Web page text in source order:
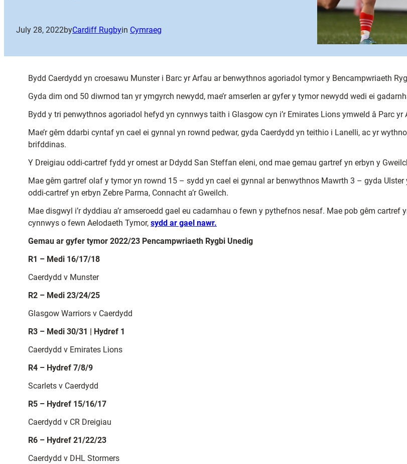
July 28, 2022byCardiff Rugbyin Cymraeg
Bydd Caerdydd yn croesawu Munster i Barc yr Arfau ar benwythnos agoriadol tymor y Bencampwriaeth
Gyda dim ond 50 diwrnod tan yr ymgyrch newydd, mae’r amserlen ar gyfer y tymor newydd wedi ei
Bydd y tri penwythnos agoriadol hefyd yn cynnwys taith i Glasgow cyn i’r Emirates Lions ymweld â Parc
Mae’r gêm ddarbi cyntaf yn cael ei gynnal yn rownd pedwar, gyda Caerdydd yn teithio i Lanelli, ac yr
brifddinas.
Y Dreigiau oddi-cartref fydd yr ornest ar Ddydd San Steffan eleni, ond mae gemau gartref yn erbyn y
Mae gêm gartref olaf y tymor yn rownd 15 – sydd yn cael ei gynnal ar benwythnos Mawrth 3 – gyda
oddi-cartref yn erbyn Zebre Parma, Connacht a’r Gweilch.
Mae disgwyl i’r dyddiau a’r amseroedd gael eu cadarnhau o fewn y pythefnos nesaf. Mae pob gêm
cynnwys o fewn Aelodaeth Tymor, sydd ar gael nawr.
Gemau ar gyfer tymor 2022/23 Pencampwriaeth Rygbi Unedig
R1 – Medi 16/17/18
Caerdydd v Munster
R2 – Medi 23/24/25
Glasgow Warriors v Caerdydd
R3 – Medi 30/31 | Hydref 1
Caerdydd v Emirates Lions
R4 – Hydref 7/8/9
Scarlets v Caerdydd
R5 – Hydref 15/16/17
Caerdydd v CR Dreigiau
R6 – Hydref 21/22/23
Caerdydd v DHL Stormers